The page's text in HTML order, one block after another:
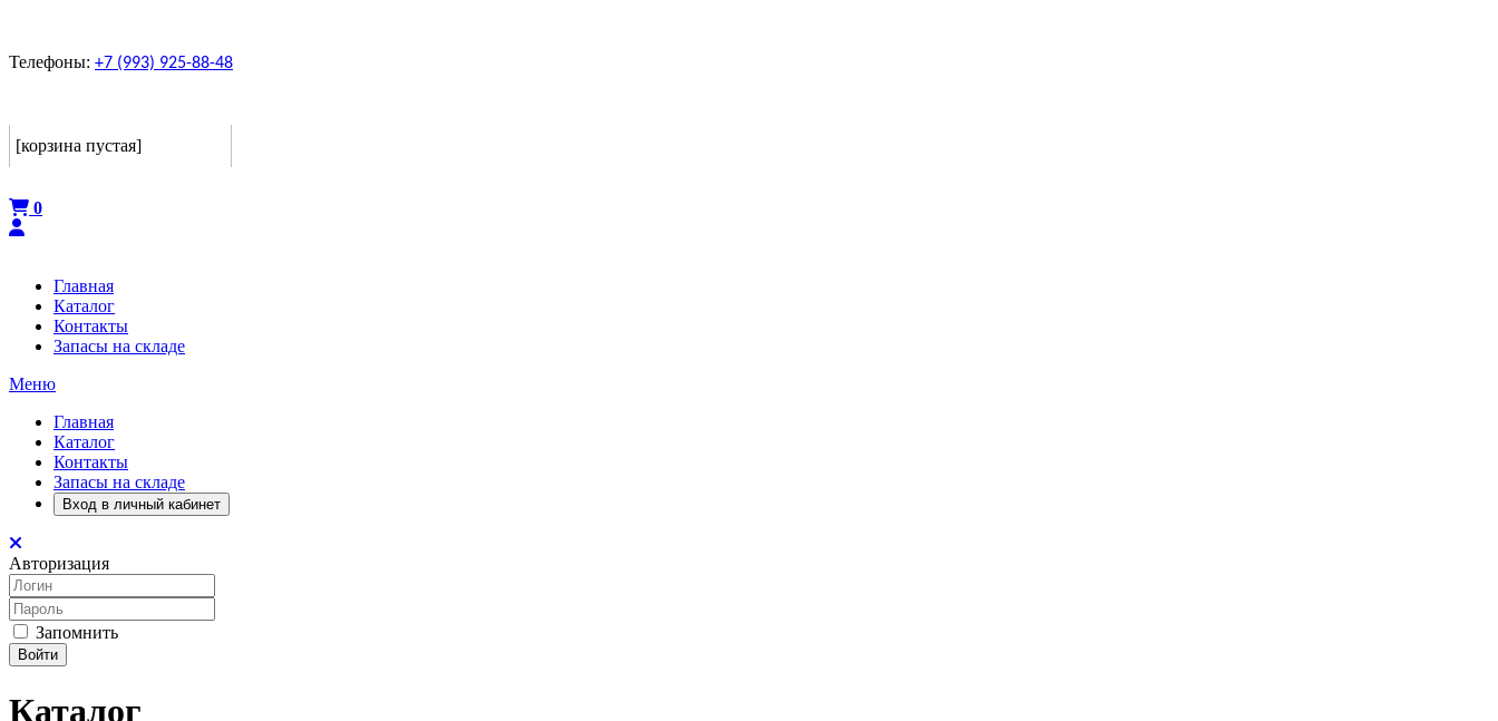
Телефоны: +7 (993) 925-88-48
[корзина пустая]
0
Главная
Каталог
Контакты
Запасы на складе
Меню
Главная
Каталог
Контакты
Запасы на складе
Вход в личный кабинет
Авторизация
Запомнить
Войти
Каталог